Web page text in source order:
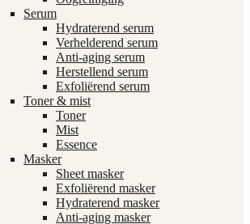
Serum
Hydraterend serum
Verhelderend serum
Anti-aging serum
Herstellend serum
Exfoliërend serum
Toner & mist
Toner
Mist
Essence
Masker
Sheet masker
Exfoliërend masker
Hydraterend masker
Anti-aging masker